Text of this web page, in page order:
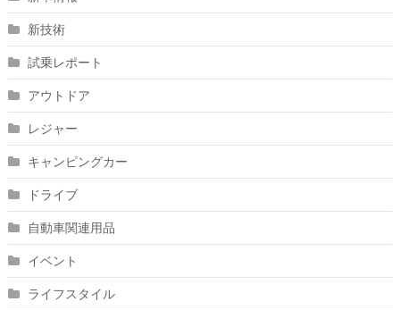
新技術
試乗レポート
アウトドア
レジャー
キャンピングカー
ドライブ
自動車関連用品
イベント
ライフスタイル